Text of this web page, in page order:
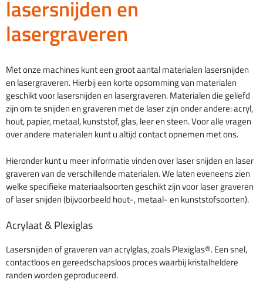
lasersnijden en
lasergraveren
Met onze machines kunt een groot aantal materialen lasersnijden
en lasergraveren. Hierbij een korte opsomming van materialen
geschikt voor lasersnijden en lasergraveren. Materialen die geliefd
zijn om te snijden en graveren met de laser zijn onder andere: acryl,
hout, papier, metaal, kunststof, glas, leer en steen. Voor alle vragen
over andere materialen kunt u altijd contact opnemen met ons.
Hieronder kunt u meer informatie vinden over laser snijden en laser
graveren van de verschillende materialen. We laten eveneens zien
welke specifieke materiaalsoorten geschikt zijn voor laser graveren
of laser snijden (bijvoorbeeld hout-, metaal- en kunststofsoorten).
Acrylaat & Plexiglas
Lasersnijden of graveren van acrylglas, zoals Plexiglas®. Een snel,
contactloos en gereedschapsloos proces waarbij kristalheldere
randen worden geproduceerd.